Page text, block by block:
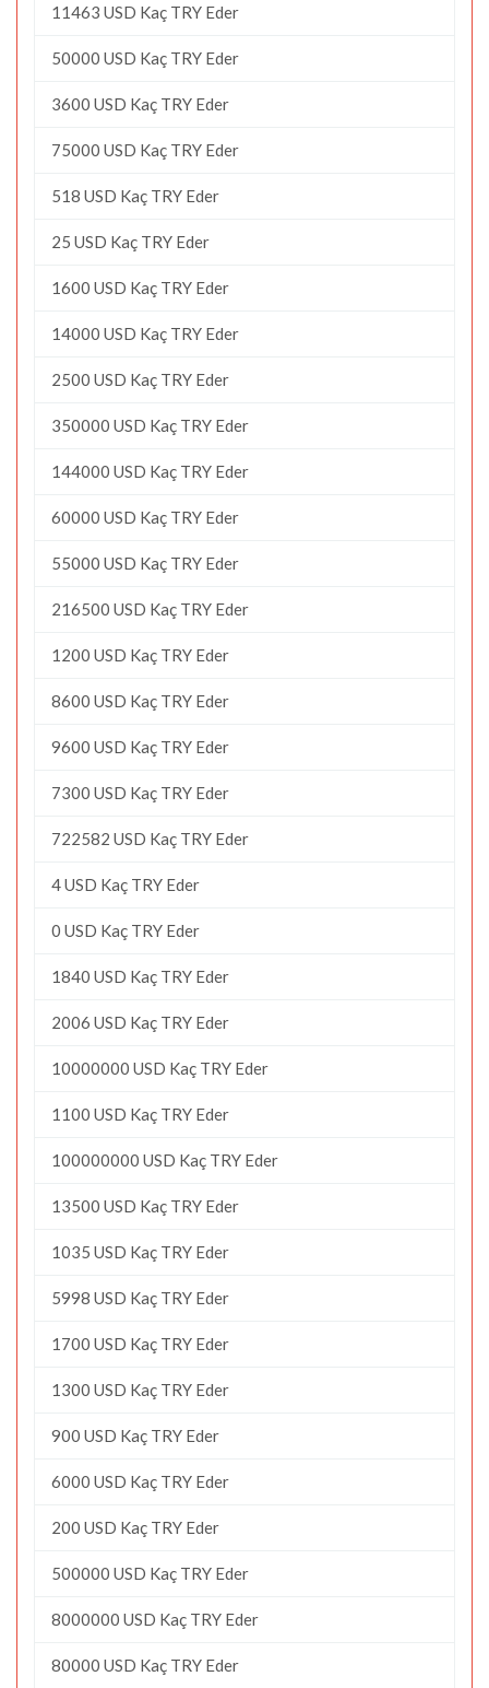
11463 USD Kaç TRY Eder
50000 USD Kaç TRY Eder
3600 USD Kaç TRY Eder
75000 USD Kaç TRY Eder
518 USD Kaç TRY Eder
25 USD Kaç TRY Eder
1600 USD Kaç TRY Eder
14000 USD Kaç TRY Eder
2500 USD Kaç TRY Eder
350000 USD Kaç TRY Eder
144000 USD Kaç TRY Eder
60000 USD Kaç TRY Eder
55000 USD Kaç TRY Eder
216500 USD Kaç TRY Eder
1200 USD Kaç TRY Eder
8600 USD Kaç TRY Eder
9600 USD Kaç TRY Eder
7300 USD Kaç TRY Eder
722582 USD Kaç TRY Eder
4 USD Kaç TRY Eder
0 USD Kaç TRY Eder
1840 USD Kaç TRY Eder
2006 USD Kaç TRY Eder
10000000 USD Kaç TRY Eder
1100 USD Kaç TRY Eder
100000000 USD Kaç TRY Eder
13500 USD Kaç TRY Eder
1035 USD Kaç TRY Eder
5998 USD Kaç TRY Eder
1700 USD Kaç TRY Eder
1300 USD Kaç TRY Eder
900 USD Kaç TRY Eder
6000 USD Kaç TRY Eder
200 USD Kaç TRY Eder
500000 USD Kaç TRY Eder
8000000 USD Kaç TRY Eder
80000 USD Kaç TRY Eder